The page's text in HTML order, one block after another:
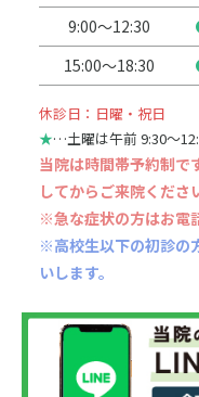
9:00～12:30
15:00～18:30
休診日：日曜・祝日
★…土曜は午前 9:30〜
当院は時間帯予約制で
してからご来院くださ
※急な症状の方はお電
※高校生以下の初診の
いします。